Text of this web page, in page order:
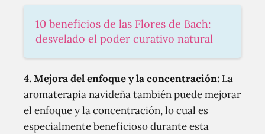
10 beneficios de las Flores de Bach:
desvelado el poder curativo natural
4. Mejora del enfoque y la concentración: La
aromaterapia navideña también puede mejorar
el enfoque y la concentración, lo cual es
especialmente beneficioso durante esta